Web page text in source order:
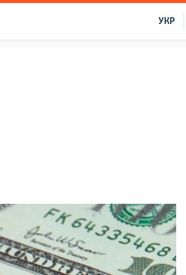
УКР